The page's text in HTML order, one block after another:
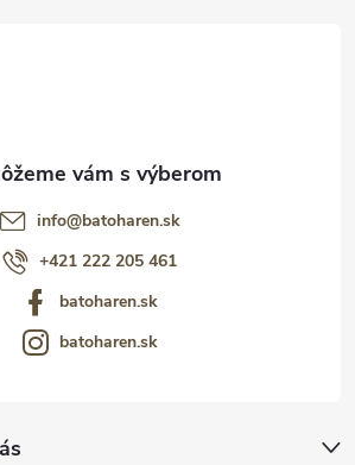
info@batoharen.sk
+421 222 205 461
batoharen.sk
batoharen.sk